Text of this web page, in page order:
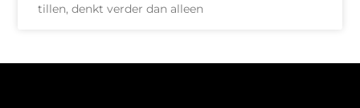
tillen, denkt verder dan alleen